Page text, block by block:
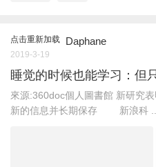
点击重新加载 Daphane
2019-3-19
睡觉的时候也能学习：但
來源:360doc個人圖書館 新研究
新的信息并长期保存 新浪科 ...